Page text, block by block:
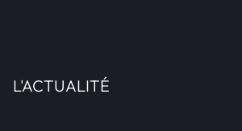
L'ACTUALITÉ